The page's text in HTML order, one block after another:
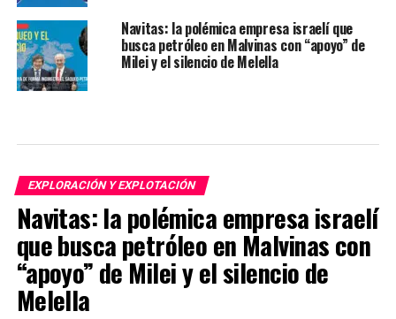
Navitas: la polémica empresa israelí que
busca petróleo en Malvinas con “apoyo” de
Milei y el silencio de Melella
EXPLORACIÓN Y EXPLOTACIÓN
Navitas: la polémica empresa israelí
que busca petróleo en Malvinas con
“apoyo” de Milei y el silencio de
Melella